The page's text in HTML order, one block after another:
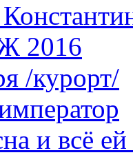
2016
/курорт/
и всё